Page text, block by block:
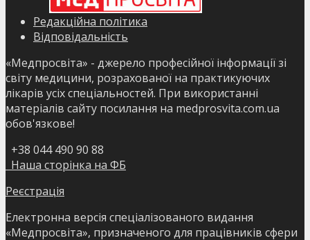
Редакційна політика
Відповідальність
«Медпросвіта» - джерело професійної інформації зі
світу медицини, розрахованої на практикуючих
лікарів усіх спеціальностей. При використанні
матеріалів сайту посилання на medprosvita.com.ua
обов'язкове!
+38 044 490 90 88
Наша сторінка на ФБ
Реєстрація
Електронна версія спеціалізованого видання
«Медпросвіта», призначеного для працівників сфери